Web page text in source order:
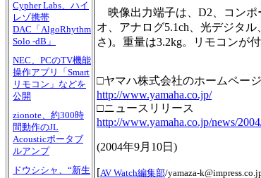
Cypher Labs、ハイ
レゾ携帯
DAC「AlgoRhythm
Solo -dB」
NEC、PCのTV機能
操作アプリ「Smart
リモコン」などを
公開
zionote、約300時
間動作のJL
Acousticポータブ
ルアンプ
ドウシシャ、“新生
映像出力端子は、D2、コンポ
オ、アナログ5.1ch、光デジタ
さ)。重量は3.2kg。リモコンが付
□ヤマハ株式会社のホームページ
http://www.yamaha.co.jp/
□ニュースリリース
http://www.yamaha.co.jp/news/
(2004年9月10日 )
[AV Watch編集部/yamaza-